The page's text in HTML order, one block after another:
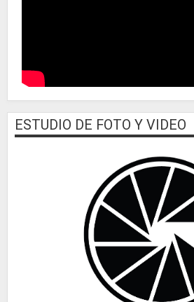
ESTUDIO DE FOTO Y VIDEO